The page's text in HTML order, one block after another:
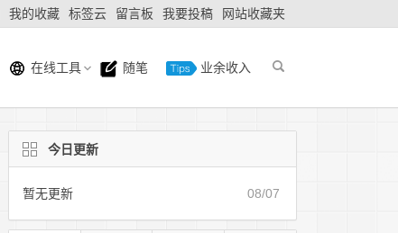
我的收藏 标签云 留言板 我要投稿 网站收藏夹
在线工具 随笔 业余收入
今日更新
暂无更新 08/07